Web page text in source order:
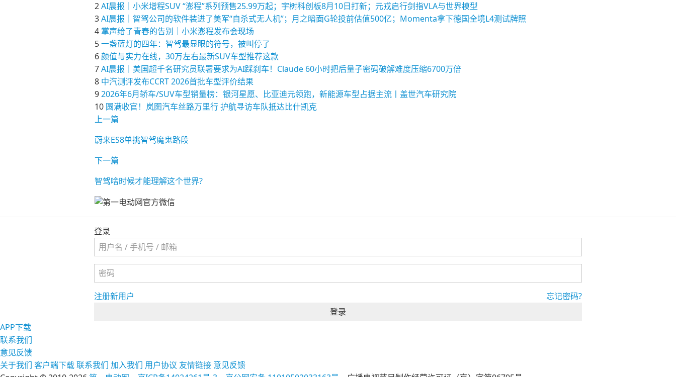
2AI晨报｜小米增程SUV “澎程”系列预售25.99万起；宇树科创板8月10日打新；元戎启行剑指VLA与世界模型
3AI晨报｜智驾公司的软件装进了美军“自杀式无人机”；月之暗面G轮投前估值500亿；Momenta拿下德国全境L4测试牌照
4 掌声给了青春的告别｜小米澎程发布会现场
5一盏蓝灯的四年：智驾最显眼的符号，被叫停了
6颜值与实力在线，30万左右最新SUV车型推荐这款
7AI晨报｜美国超千名研究员联署要求为AI踩刹车！Claude 60小时把后量子密码破解难度压缩6700万倍
8 中汽测评发布CCRT 2026首批车型评价结果
92026年6月轿车/SUV车型销量榜：银河星愿、比亚迪元领跑，新能源车型占据主流丨盖世汽车研究院
10 圆满收官！岚图汽车丝路万里行 护航寻访车队抵达比什凯克
上一篇
蔚来ES8单挑智驾魔鬼路段
下一篇
智驾啥时候才能理解这个世界?
登录
注册新用户
忘记密码?
登录
APP下载
联系我们
意见反馈
关于我们 客户端下载联系我们 加入我们 用户协议友情链接 意见反馈